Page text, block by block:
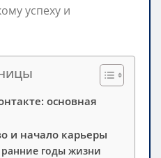
успеху и
основная
и начало карьеры
ранние годы жизни